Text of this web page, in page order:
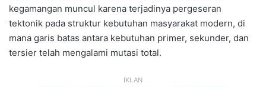
kegamangan muncul karena terjadinya pergeseran
tektonik pada struktur kebutuhan masyarakat modern, di
mana garis batas antara kebutuhan primer, sekunder, dan
tersier telah mengalami mutasi total.
IKLAN